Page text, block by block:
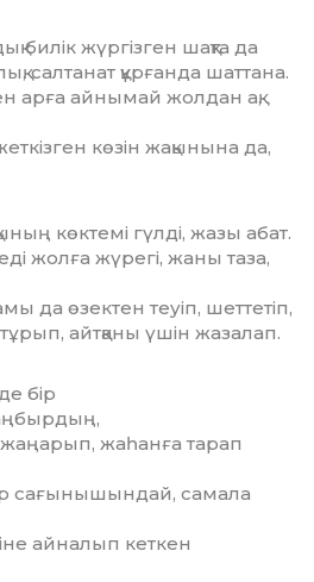
билік жүргізген шақта да
салтанат құрғанда шаттана.
арға айнымай жолдан ақ,
көзін жақынына да,
көктемі гүлді, жазы абат.
жолға жүрегі, жаны таза,
да өзектен теуіп, шеттетіп,
тұрып, айтқаны үшін жазалап.
бір
жаһанға тарап
сағынышындай, самала
айналып кеткен